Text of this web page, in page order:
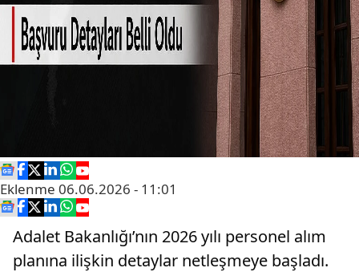
Eklenme 06.06.2026 - 11:01
Adalet Bakanlığı’nın 2026 yılı personel alım
planına ilişkin detaylar netleşmeye başladı.